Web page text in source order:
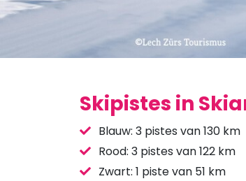
Skipistes in
Blauw: 3 pistes van 130 km
Rood: 3 pistes van 122 km
Zwart: 1 piste van 51 km